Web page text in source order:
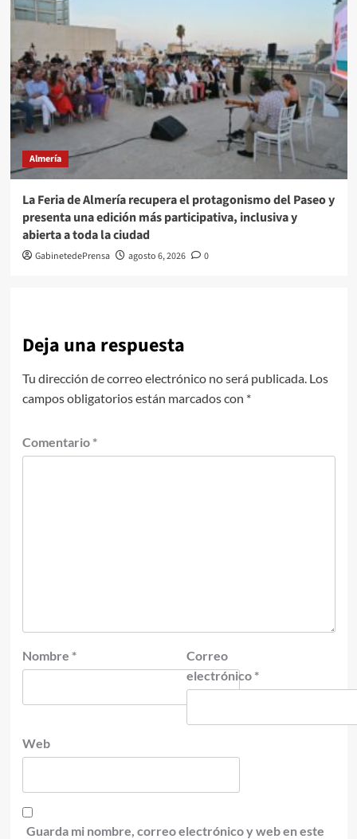
Almería
La Feria de Almería recupera el protagonismo del Paseo y
presenta una edición más participativa, inclusiva y
abierta a toda la ciudad
GabinetedePrensa agosto 6, 2026 0
Deja una respuesta
Tu dirección de correo electrónico no será publicada. Los
campos obligatorios están marcados con *
Comentario *
Nombre *
Correo
electrónico *
Web
Guarda mi nombre, correo electrónico y web en este